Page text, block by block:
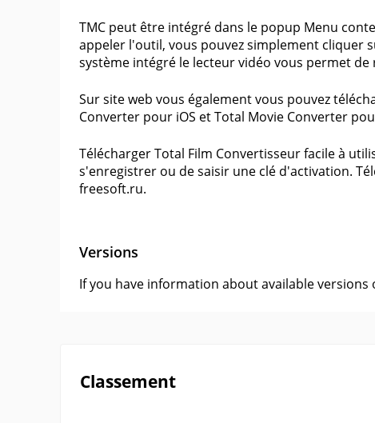
TMC peut être intégré dans le popup Menu
appeler l'outil, vous pouvez simplement cliquer
système intégré le lecteur vidéo vous permet
Sur site web vous également vous pouvez
Converter pour iOS et Total Movie Converter
Télécharger Total Film Convertisseur facile à
s'enregistrer ou de saisir une clé d'activation.
freesoft.ru.
Versions
If you have information about available versions
Classement